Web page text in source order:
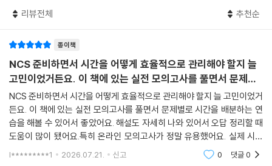
리뷰전체 추천순
종이책
NCS 준비하면서 시간을 어떻게 효율적으로 관리해야 할지 늘
고민이었거든요. 이 책에 있는 실전 모의고사를 풀면서 문제별
로 시간을 배분하는 연습을 해볼 수 있어서 좋았어요. 해설도
NCS 준비하면서 시간을 어떻게 효율적으로 관리해야 할지 늘 고민이었거
든요. 이 책에 있는 실전 모의고사를 풀면서 문제별로 시간을 배분하는 연
습을 해볼 수 있어서 좋았어요. 해설도 자세히 나와 있어서 오답 정리할 때
도움이 많이 됐어요.특히 온라인 모의고사가 정말 유용했어요. 실제 시험
처럼 시간 제한을 두고 풀어볼 수 있으니까 긴장감도 느낄 수 있었고, 제 위
l*********1 2026.07.21. 신고 0 댓글0